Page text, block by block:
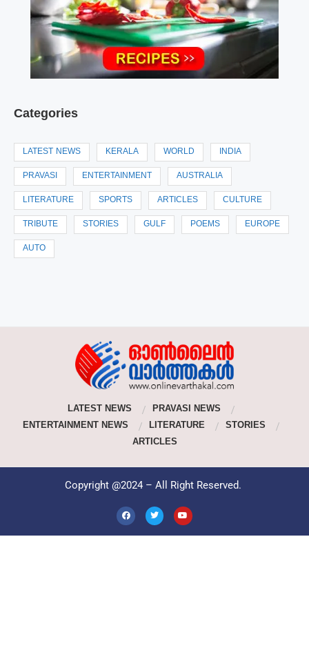
Categories
LATEST NEWS KERALA WORLD INDIA
PRAVASI ENTERTAINMENT AUSTRALIA
LITERATURE SPORTS ARTICLES CULTURE
TRIBUTE STORIES GULF POEMS EUROPE
AUTO
LATEST NEWS
PRAVASI NEWS
ENTERTAINMENT NEWS
LITERATURE
STORIES
ARTICLES
Copyright @2024 – All Right Reserved.